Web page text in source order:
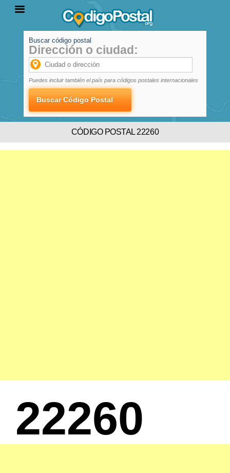
PROVINCIAS
LOCALIDADES
Buscar código postal
Dirección o ciudad:
Puedes incluir también el país para códigos postales internacionales
CÓDIGO POSTAL 22260
22260